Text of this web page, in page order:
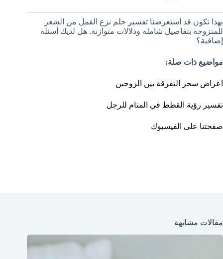
بهذا نكون قد استعرضنا تفسير حلم نزع القمل من الشعر
للمتزوجة بتفاصيل شاملة ودلالات متوازنة. هل لديك أسئلة
إضافية؟
مواضيع ذات صلة:
اعراض سحر التفرقة بين الزوجين
تفسير رؤية القطط في المنام للرجل
صفحتنا على الفيسبوك
مقالات مشابهة